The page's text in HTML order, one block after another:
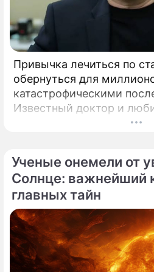
Привычка лечиться по
обернуться для
катастрофическими
Известный доктор и
миллионов Александр
перечеркнул все наши
представления о
Ученые онемели от
Солнце: важнейший
главных тайн